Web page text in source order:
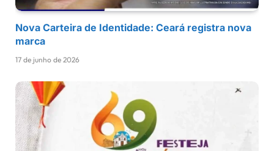
Nova Carteira de Identidade: Ceará registra nova
marca
17 de junho de 2026